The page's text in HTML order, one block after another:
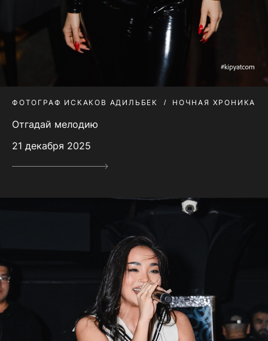
ФОТОГРАФ ИСКАКОВ АДИЛЬБЕК НОЧНАЯ ХРОНИКА
Отгадай мелодию
21 декабря 2025